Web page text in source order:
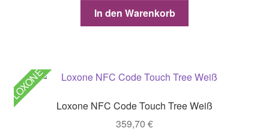
In den Warenkorb
LOXONE
Loxone NFC Code Touch Tree Weiß
359,70 €